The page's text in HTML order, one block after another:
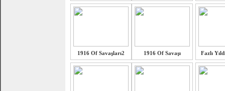
1916 Of Savaşları2 1916 Of Savaşı Fazlı